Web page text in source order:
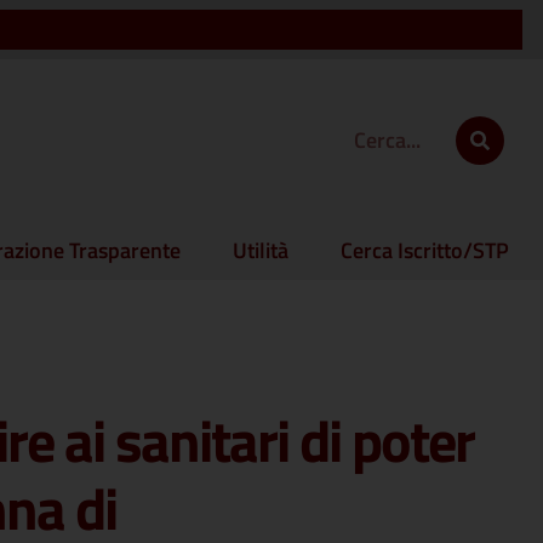
Trasparente Utilità Cerca Iscritto/STP
ai sanitari di poter
di